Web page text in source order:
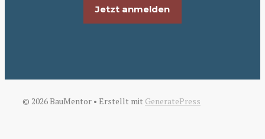
Jetzt anmelden
© 2026 BauMentor • Erstellt mit GeneratePress